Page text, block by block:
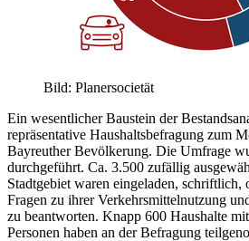
Bild: Planersocietät
Ein wesentlicher Baustein der
repräsentative Haushaltsbefragung zum
Bayreuther Bevölkerung. Die Umfrage
durchgeführt. Ca. 3.500 zufällig
Stadtgebiet waren eingeladen, schriftlich,
Fragen zu ihrer Verkehrsmittelnutzung
zu beantworten. Knapp 600 Haushalte
Personen haben an der Befragung